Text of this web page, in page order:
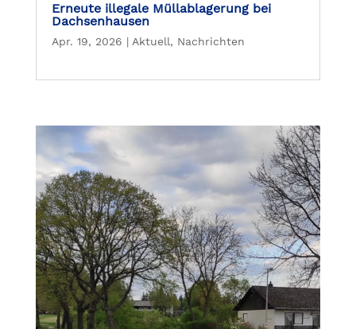
Erneute illegale Müllablagerung bei
Dachsenhausen
Apr. 19, 2026 | Aktuell, Nachrichten